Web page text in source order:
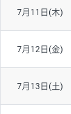
※ハンガリーフ
ソ/円は10万通貨
7月11日(木)
7月12日(金)
7月13日(土)